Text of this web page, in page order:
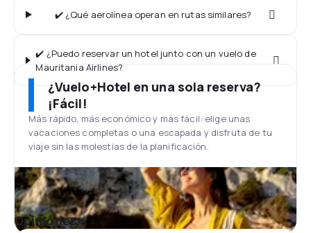
✔️ ¿Qué aerolínea operan en rutas similares?
✔️ ¿Puedo reservar un hotel junto con un vuelo de
Mauritania Airlines?
¿Vuelo+Hotel en una sola reserva?
¡Fácil!
Más rápido, más económico y más fácil: elige unas
vacaciones completas o una escapada y disfruta de tu
viaje sin las molestias de la planificación.
Opiniones